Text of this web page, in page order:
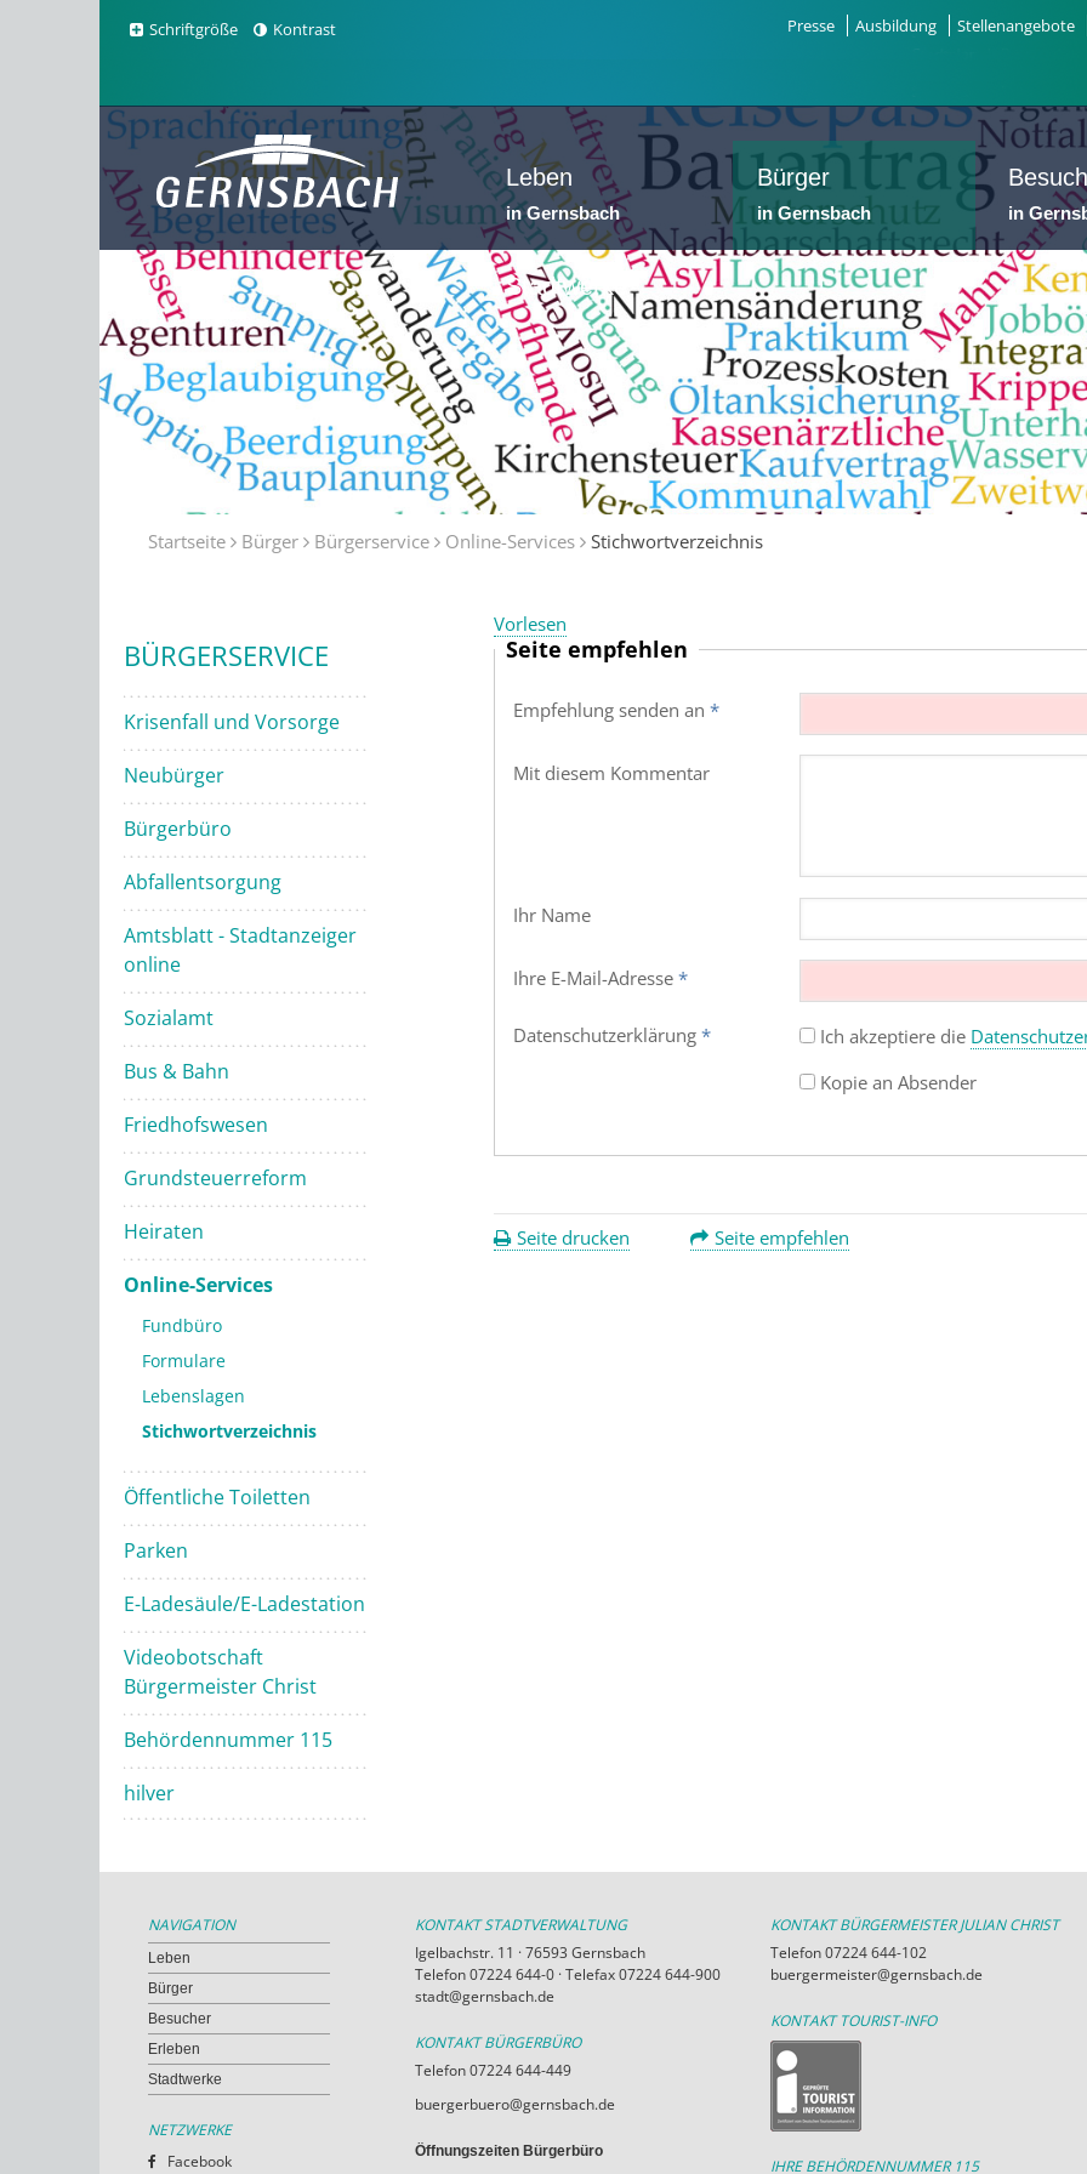
Schriftgröße Kontrast Presse Ausbildung Stellenangebote
Leben
in Gernsbach
Bürger
in Gernsbach in
Stadtwerke
Startseite Bürger Bürgerservice Online-Services Stichwortverzeichnis
BÜRGERSERVICE
Krisenfall und Vorsorge
Neubürger
Bürgerbüro
Abfallentsorgung
Amtsblatt - Stadtanzeiger
online
Sozialamt
Bus & Bahn
Friedhofswesen
Grundsteuerreform
Heiraten
Online-Services
Fundbüro
Formulare
Lebenslagen
Stichwortverzeichnis
Öffentliche Toiletten
Parken
E-Ladesäule/E-Ladestation
Videobotschaft
Bürgermeister Christ
Behördennummer 115
hilver
Vorlesen
Seite empfehlen
Empfehlung senden an *
Mit diesem Kommentar
Ihr Name
Ihre E-Mail-Adresse *
Datenschutz­erklärung * Ich akzeptiere die
Kopie an Absender
Seite drucken Seite empfehlen
NAVIGATION
Leben
Bürger
Besucher
Erleben
Stadtwerke
NETZWERKE
Facebook
KONTAKT STADTVERWALTUNG
Igelbachstr. 11 · 76593 Gernsbach
Telefon 07224 644-0 · Telefax 07224 644-900
stadt@gernsbach.de
KONTAKT BÜRGERBÜRO
Telefon 07224 644-449
buergerbuero@gernsbach.de
Öffnungszeiten Bürgerbüro
KONTAKT BÜRGERMEISTER JULIAN CHRIST
Telefon 07224 644-102
buergermeister@gernsbach.de
KONTAKT TOURIST-INFO
IHRE BEHÖRDENNUMMER 115